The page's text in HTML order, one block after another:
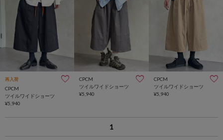
再入荷
CPCM
ツイルワイドショーツ
¥5,940
CPCM
ツイルワイドショーツ
¥5,940
CPCM
ツイルワイドショーツ
¥5,940
1